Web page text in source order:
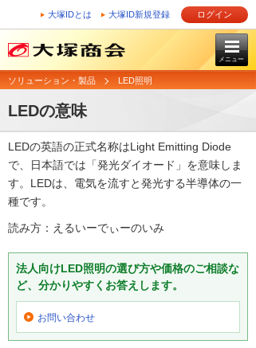
大塚IDとは 大塚ID新規登録 ログイン
メニュー
ソリューション・製品 LED照明
LEDの意味
LEDの英語の正式名称はLight Emitting Diode
で、日本語では「発光ダイオード」を意味しま
す。LEDは、電気を流すと発光する半導体の一
種です。
読み方：えるいーでぃーのいみ
法人向けLED照明の選び方や価格のご相談な
ど、分かりやすくお答えします。
お問い合わせ